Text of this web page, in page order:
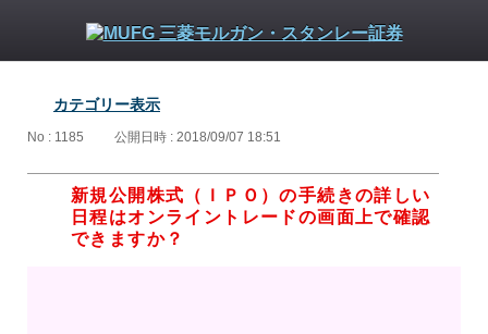
カテゴリー表示
No : 1185 公開日時 : 2018/09/07 18:51
新規公開株式（ＩＰＯ）の手続きの詳しい
日程はオンライントレードの画面上で確認
できますか？